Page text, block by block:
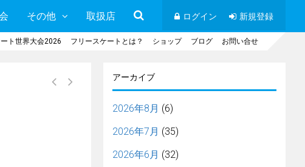
その他 取扱店 ログイン 新規登録
ト世界大会2026 フリースケートとは？ ショップ ブログ お問い合せ
アーカイブ
2026年8月 (6)
2026年7月 (35)
2026年6月 (32)